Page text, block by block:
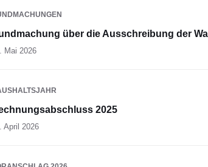
über die Ausschreibung der
Mai 2026
2025
April 2026